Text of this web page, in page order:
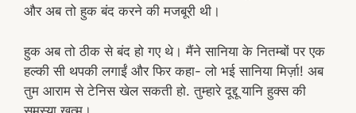
और अब तो हुक बंद करने की मजबूरी थी।
हुक अब तो ठीक से बंद हो गए थे। मैंने सानिया के नितम्बों पर एक
हल्की सी थपकी लगाईं और फिर कहा- लो भई सानिया मिर्ज़ा! अब
तुम आराम से टेनिस खेल सकती हो. तुम्हारे दूद्दू यानि हुक्स की